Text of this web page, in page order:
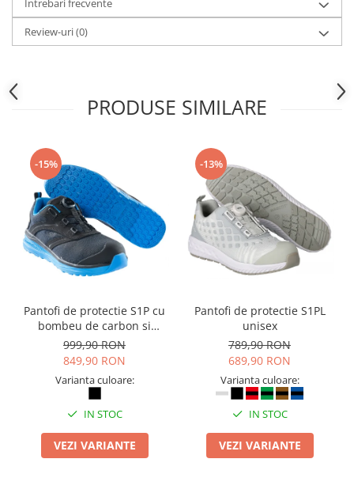
Tipografie si stampile
Formulare tipizate
Stampile, tusiere si tus
Protectia muncii si Imbracaminte
Tricouri
Bluze & Pulovere
Camasi
Pantaloni
Pantaloni cu pieptar
Hanorace
Impermeabile
Veste
Reflectorizante
Incaltaminte
Incaltaminte de oras si munte
Echipamente medicale
Manusi de protectie
Intrebari frecvente
Review-uri(0)
PRODUSE SIMILARE
-15%
Pantofi de protectie S1P cu
bombeu de carbon si
inchidere BOAÂ® Fit
999,90 RON
849,90 RON
Varianta culoare:
IN STOC
VEZI VARIANTE
-13%
Pantofi de protectie S1PL
unisex
789,90 RON
689,90 RON
Varianta culoare:
IN STOC
VEZI VARIANTE